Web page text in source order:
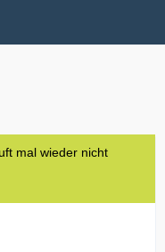
mal wieder nicht